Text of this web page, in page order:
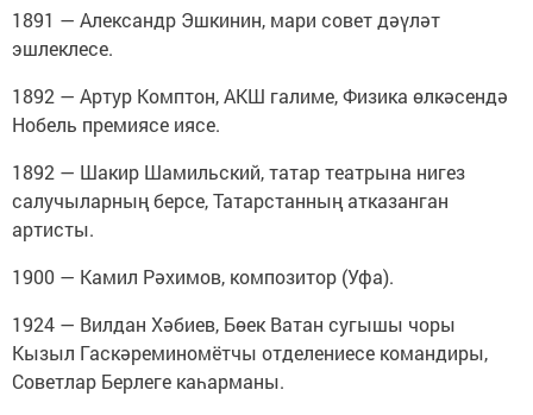
1891 — Александр Эшкинин, мари совет дәүләт
эшлеклесе.
1892 — Артур Комптон, АКШ галиме, Физика өлкәсендә
Нобель премиясе иясе.
1892 — Шакир Шамильский, татар театрына нигез
салучыларның берсе, Татарстанның атказанган
артисты.
1900 — Камил Рәхимов, композитор (Уфа).
1924 — Вилдан Хәбиев, Бөек Ватан сугышы чоры
Кызыл Гаскәреминомётчы отделениесе командиры,
Советлар Берлеге каһарманы.